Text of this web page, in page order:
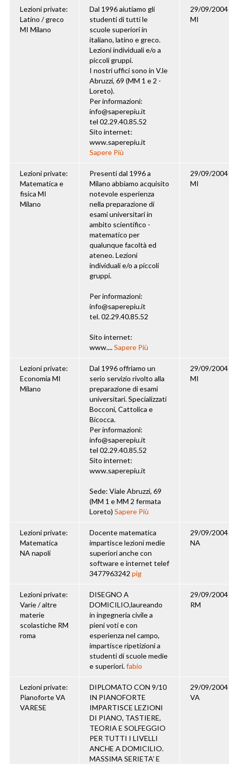
Lezioni private:
Latino / greco
MI Milano
Dal 1996 aiutiamo gli
studenti di tutti le
scuole superiori in
italiano, latino e greco.
Lezioni individuali e/o a
piccoli gruppi.
I nostri uffici sono in V.le
Abruzzi, 69 (MM 1 e 2 -
Loreto).
Per informazioni:
info@saperepiu.it
tel 02.29.40.85.52
Sito internet:
www.saperepiu.it
Sapere Più
29/09/2004
MI
Lezioni private:
Matematica e
fisica MI
Milano
Presenti dal 1996 a
Milano abbiamo acquisito
notevole esperienza
nella preparazione di
esami universitari in
ambito scientifico -
matematico per
qualunque facoltà ed
ateneo. Lezioni
individuali e/o a piccoli
gruppi.
Per informazioni:
info@saperepiu.it
tel. 02.29.40.85.52
Sito internet:
www....Sapere Più
29/09/2004
MI
Lezioni private:
Economia MI
Milano
Dal 1996 offriamo un
serio servizio rivolto alla
preparazione di esami
universitari. Specializzati
Bocconi, Cattolica e
Bicocca.
Per informazioni:
info@saperepiu.it
tel 02.29.40.85.52
Sito internet:
www.saperepiu.it
Sede: Viale Abruzzi, 69
(MM 1 e MM 2 fermata
Loreto) Sapere Più
29/09/2004
MI
Lezioni private:
Matematica
NA napoli
Docente matematica
impartisce lezioni medie
superiori anche con
software e internet telef
3477963242 pig
29/09/2004
NA
Lezioni private:
Varie / altre
materie
scolastiche RM
roma
DISEGNO A
DOMICILIO,laureando
in ingegneria civile a
pieni voti e con
esperienza nel campo,
impartisce ripetizioni a
studenti di scuole medie
e superiori.fabio
29/09/2004
RM
Lezioni private:
Pianoforte VA
VARESE
DIPLOMATO CON 9/10
IN PIANOFORTE
IMPARTISCE LEZIONI
DI PIANO, TASTIERE,
TEORIA E SOLFEGGIO
PER TUTTI I LIVELLI
ANCHE A DOMICILIO.
MASSIMA SERIETA' E
29/09/2004
VA